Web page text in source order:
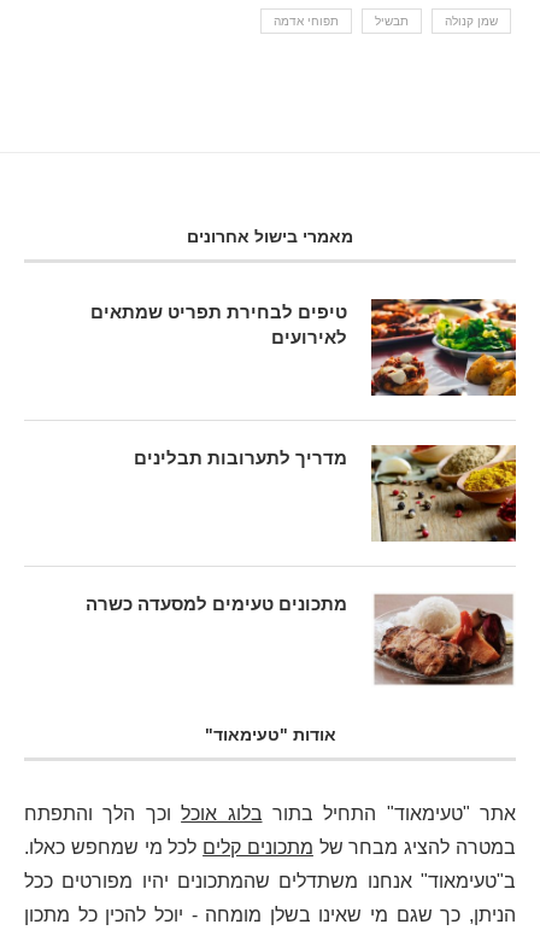
שמן קנולה תבשיל תפוחי אדמה
מאמרי בישול אחרונים
טיפים לבחירת תפריט שמתאים
לאירועים
מדריך לתערובות תבלינים
מתכונים טעימים למסעדה כשרה
אודות "טעימאוד"
אתר "טעימאוד" התחיל בתור בלוג אוכלוכך הלך והתפתח
במטרה להציג מבחר של מתכונים קלים לכל מי שמחפש כאלו.
ב"טעימאוד" אנחנו משתדלים שהמתכונים יהיו מפורטים ככל
הניתן, כך שגם מי שאינו בשלן מומחה - יוכל להכין כל מתכון